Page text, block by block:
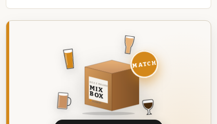
DEZE MAAND
MIX
BOX
8 BIEREN
MATCH